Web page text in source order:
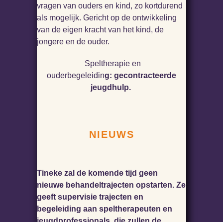
vragen van ouders en kind, zo kortdurend
als mogelijk. Gericht op de ontwikkeling
van de eigen kracht van het kind, de
jongere en de ouder.
Speltherapie en
ouderbegeleiding: gecontracteerde
jeugdhulp.
NIEUWS
Tineke zal de komende tijd geen
nieuwe behandeltrajecten opstarten. Ze
geeft supervisie trajecten en
begeleiding aan speltherapeuten en